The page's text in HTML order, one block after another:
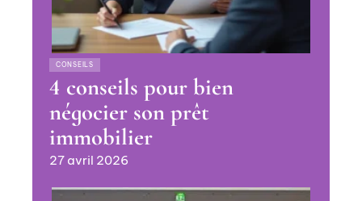
CONSEILS
4 conseils pour bien
négocier son prêt
immobilier
27 avril 2026